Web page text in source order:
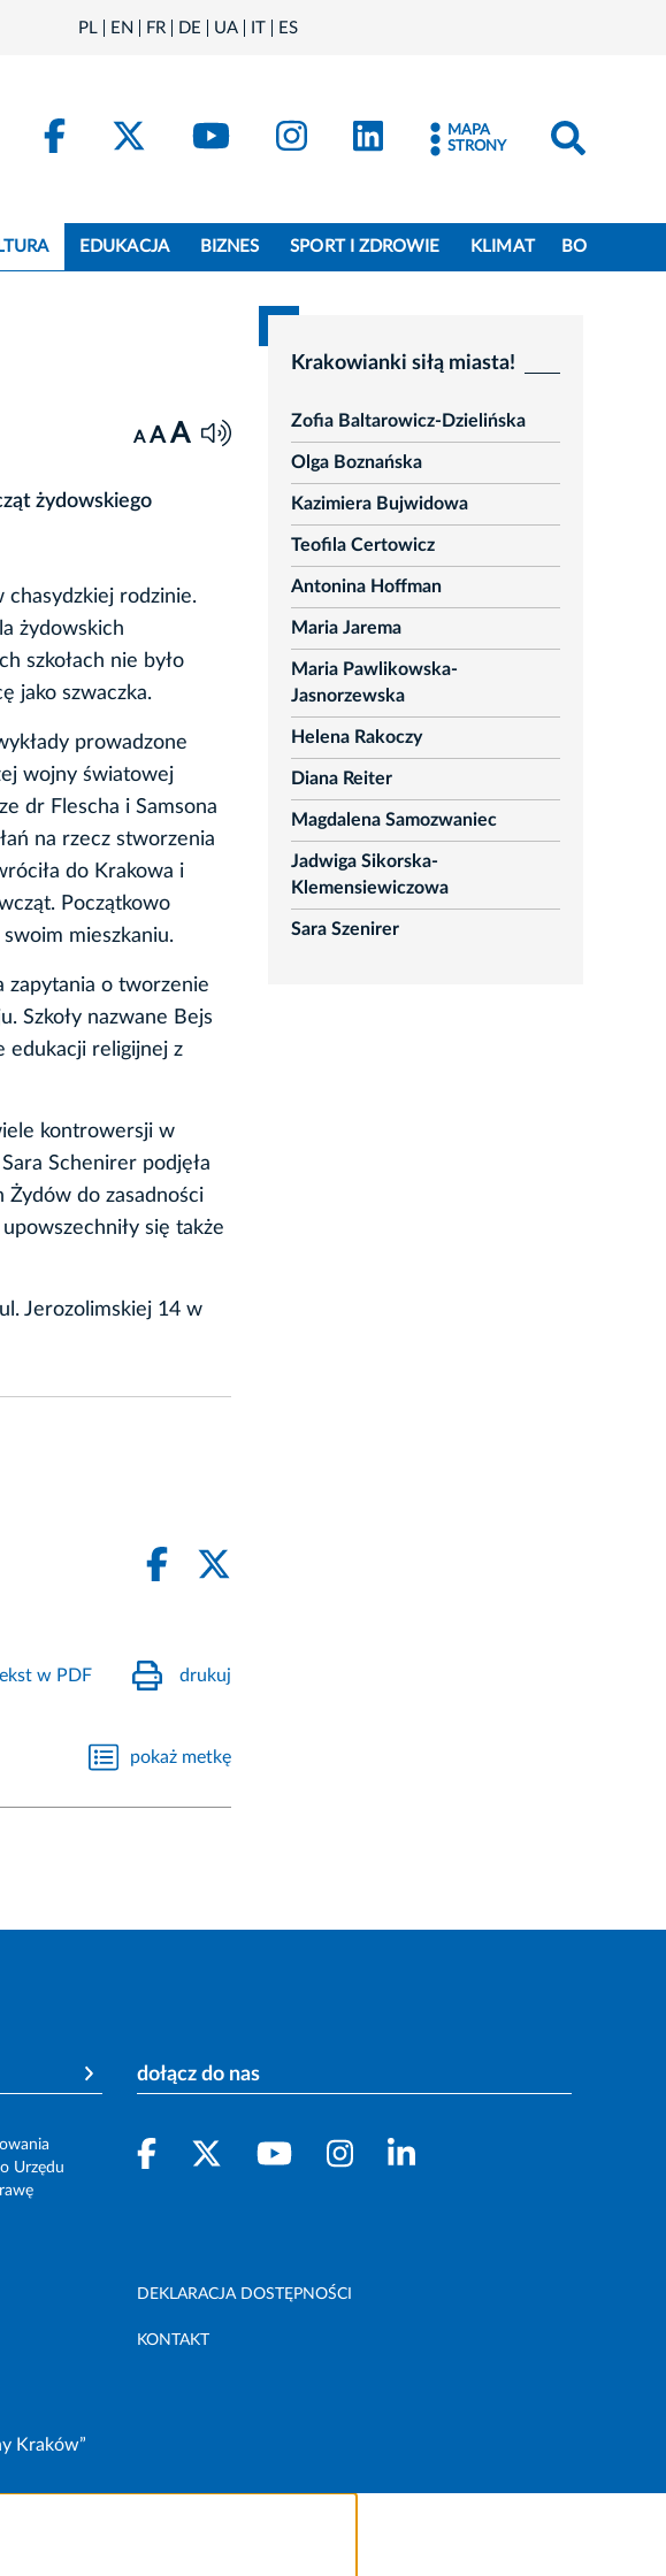
PL EN FR DE UA IT ES
FacebookKraków - X
Kraków - YouTube
Kraków - Instagram
Kraków - LinkedIn
MAPA
STRONY
EDUKACJA BIZNES SPORT I ZDROWIE KLIMAT BO
A A A
żydowskiego
chasydzkiej rodzinie.
żydowskich
szkołach nie było
jako szwaczka.
prowadzone
wojny światowej
dr Flescha i Samsona
na rzecz stworzenia
do Krakowa i
Początkowo
mieszkaniu.
zapytania o tworzenie
Szkoły nazwane Bejs
edukacji religijnej z
kontrowersji w
Schenirer podjęła
do zasadności
się także
Jerozolimskiej 14 w
w PDF drukuj
pokaż metkę
Krakowianki siłą miasta!
Zofia Baltarowicz-Dzielińska
Olga Boznańska
Kazimiera Bujwidowa
Teofila Certowicz
Antonina Hoffman
Maria Jarema
Maria Pawlikowska-
Jasnorzewska
Helena Rakoczy
Diana Reiter
Magdalena Samozwaniec
Jadwiga Sikorska-
Klemensiewiczowa
Sara Szenirer
Urzędu
dołącz do nas
DEKLARACJA DOSTĘPNOŚCI
KONTAKT
Kraków”